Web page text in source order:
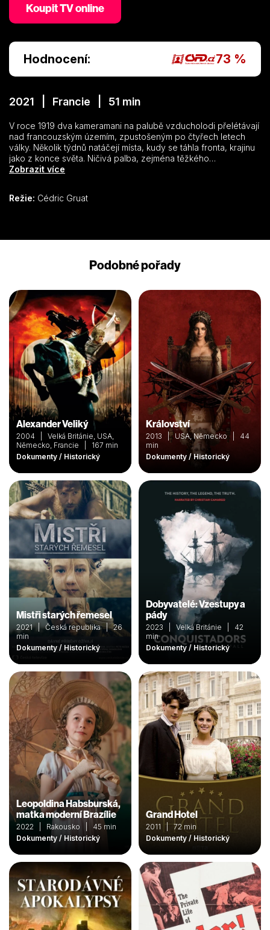
Koupit TV online
Hodnocení: 73 %
2021 | Francie | 51 min
V roce 1919 dva kameramani na palubě vzducholodi přelétávají
nad francouzským územím, zpustošeným po čtyřech letech
války. Několik týdnů natáčejí místa, kudy se táhla fronta, krajinu
jako z konce světa. Ničivá palba, zejména těžkého
dělostřelectva, způsobila do té doby nevídané škody. Podle
poškozeno bylo na tři sta tisíc domů. Válka si vybrala vysokou
architektury, místa svěcení francouzských králů, vzbudilo
Zobrazit více
Režie: Cédric Gruat
Podobné pořady
Alexander Veliký
2004 | Velká Británie, USA,
Německo, Francie | 167 min
Dokumenty / Historický
Království
2013 | USA, Německo | 44
min
Dokumenty / Historický
Mistři starých řemesel
2021 | Česká republika | 26
min
Dokumenty / Historický
Dobyvatelé: Vzestupy a
pády
2023 | Velká Británie | 42
min
Dokumenty / Historický
Leopoldina Habsburská,
matka moderní Brazílie
2022 | Rakousko | 45 min
Dokumenty / Historický
Grand Hotel
2011 | 72 min
Dokumenty / Historický